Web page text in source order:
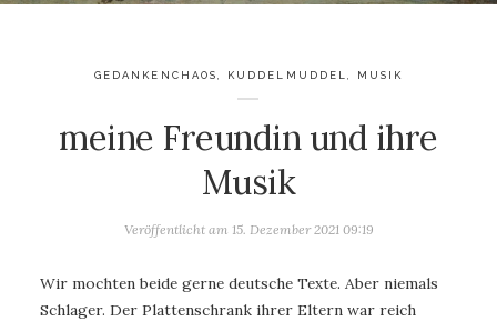
GEDANKENCHAOS KUDDELMUDDEL MUSIK
meine Freundin und ihre
Musik
Veröffentlicht am 15. Dezember 2021 09:19
Wir mochten beide gerne deutsche Texte. Aber niemals
Schlager. Der Plattenschrank ihrer Eltern war reich